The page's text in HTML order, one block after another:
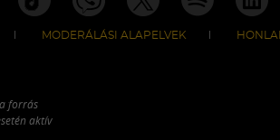
MODERÁLÁSI ALAPELVEK
forrás
aktív